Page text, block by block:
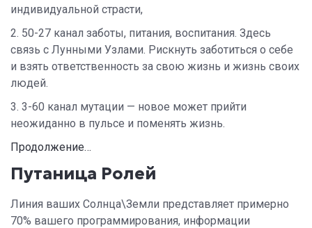
индивидуальной страсти,
2. 50-27 канал заботы, питания, воспитания. Здесь
связь с Лунными Узлами. Рискнуть заботиться о себе
и взять ответственность за свою жизнь и жизнь своих
людей.
3. 3-60 канал мутации — новое может прийти
неожиданно в пульсе и поменять жизнь.
Продолжение…
Путаница Ролей
Линия ваших Солнца\Земли представляет примерно
70% вашего программирования, информации